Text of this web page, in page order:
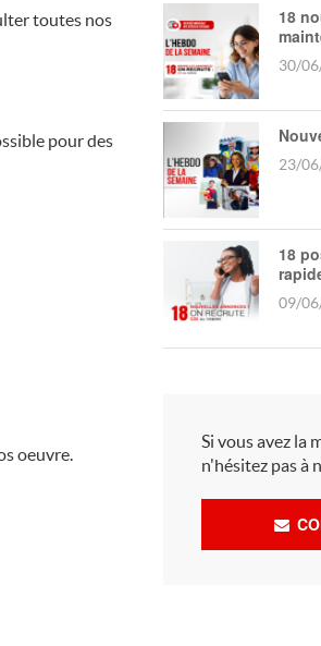
toutes nos
pour des
oeuvre.
18
30/
23/
18
09/
Si vous avez la
n'hésitez pas à